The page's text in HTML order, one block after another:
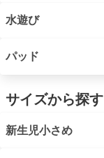
水遊び
パッド
サイズから探す
新生児小さめ